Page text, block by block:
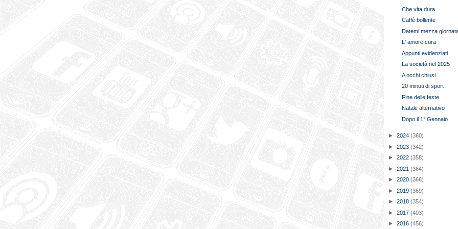
Che vita dura..
Caffè bollente
Datemi mezza
L' amore cura
Appunti evidenziati
La società nel 2025
A occhi chiusi
20 minuti di sport
Fine delle feste
Natale alternativo
Dopo il 1° Gennaio
► 2024 (360)
► 2023 (342)
► 2022 (358)
► 2021 (364)
► 2020 (366)
► 2019 (369)
► 2018 (354)
► 2017 (403)
► 2016 (456)